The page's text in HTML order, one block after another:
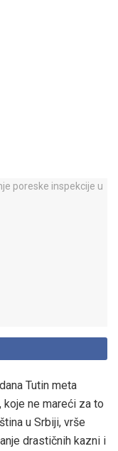
Tutin meta
ne mareći za to
u Srbiji, vrše
drastičnih kazni i